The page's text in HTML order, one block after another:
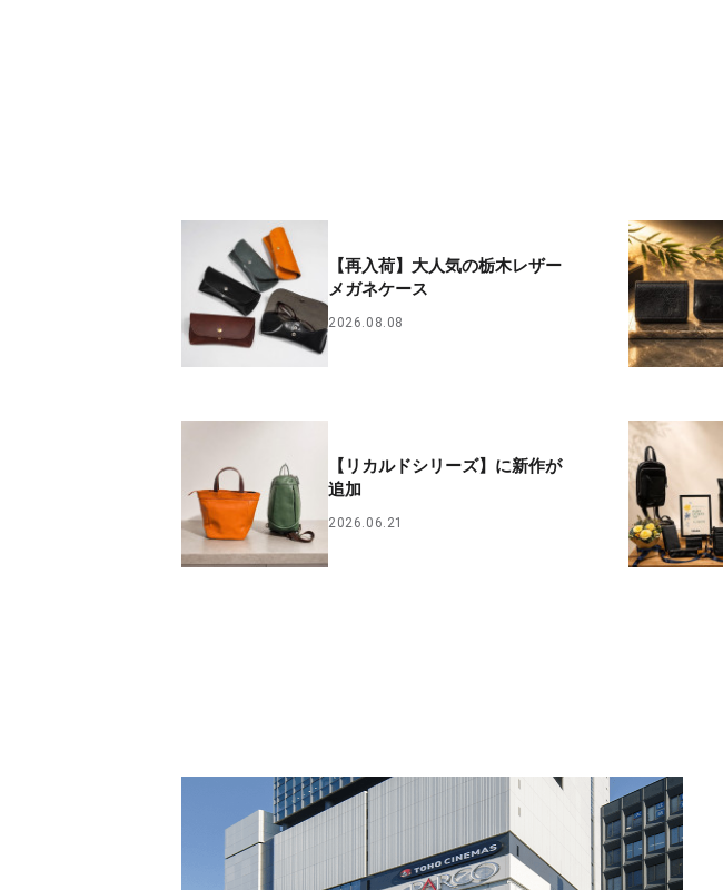
【再入荷】大人気の栃木レザー
メガネケース
2026.08.08
【リカルドシリーズ】に新作が
追加
2026.06.21